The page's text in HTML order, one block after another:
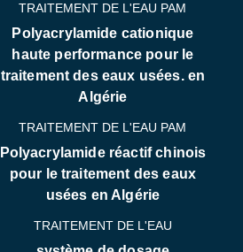
TRAITEMENT DE L'EAU PAM
Polyacrylamide cationique
haute performance pour le
traitement des eaux usées. en
Algérie
TRAITEMENT DE L'EAU PAM
Polyacrylamide réactif chinois
pour le traitement des eaux
usées en Algérie
TRAITEMENT DE L'EAU